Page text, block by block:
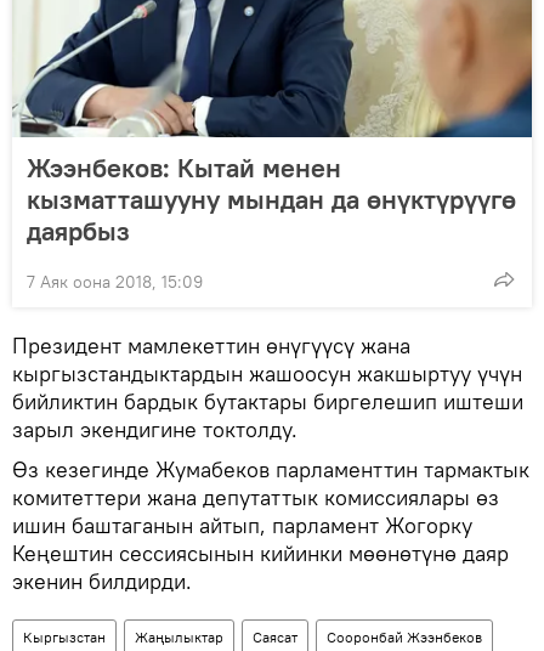
Жээнбеков: Кытай менен
кызматташууну мындан да өнүктүрүүгө
даярбыз
7 Аяк оона 2018, 15:09
Президент мамлекеттин өнүгүүсү жана
кыргызстандыктардын жашоосун жакшыртуу үчүн
бийликтин бардык бутактары биргелешип иштеши
зарыл экендигине токтолду.
Өз кезегинде Жумабеков парламенттин тармактык
комитеттери жана депутаттык комиссиялары өз
ишин баштаганын айтып, парламент Жогорку
Кеңештин сессиясынын кийинки мөөнөтүнө даяр
экенин билдирди.
Кыргызстан Жаңылыктар Саясат Сооронбай Жээнбеков